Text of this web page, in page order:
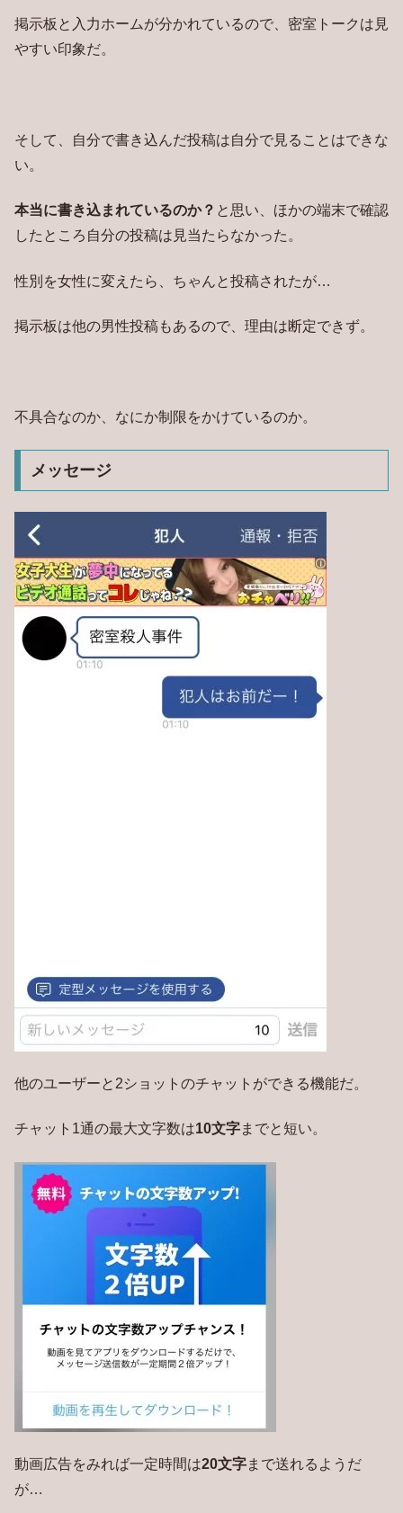
掲示板と入力ホームが分かれているので、密室トークは見
やすい印象だ。
そして、自分で書き込んだ投稿は自分で見ることはできな
い。
本当に書き込まれているのか？ と思い、ほかの端末で確認
したところ自分の投稿は見当たらなかった。
性別を女性に変えたら、ちゃんと投稿されたが…
掲示板は他の男性投稿もあるので、理由は断定できず。
不具合なのか、なにか制限をかけているのか。
メッセージ
他のユーザーと2ショットのチャットができる機能だ。
チャット1通の最大文字数は10文字までと短い。
動画広告をみれば一定時間は20文字まで送れるようだ
が…